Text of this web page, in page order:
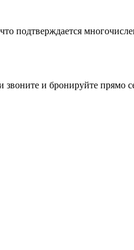
подтверждается
и бронируйте прямо